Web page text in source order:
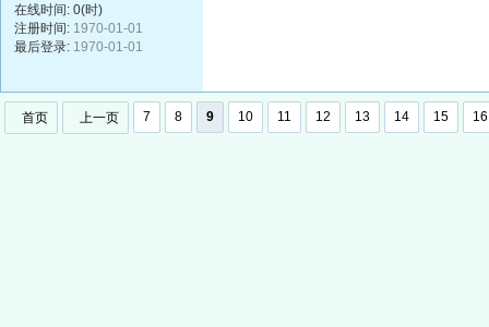
在线时间: 0(时)
注册时间: 1970-01-01
最后登录: 1970-01-01
首页 上一页 7 8 9 10 11 12 13 14 15 16